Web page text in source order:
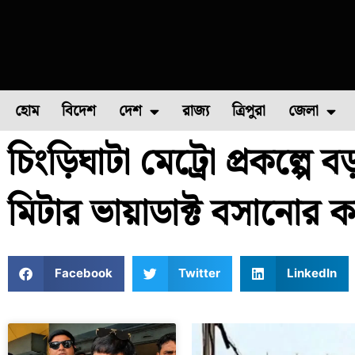
হোম বিদেশ দেশ
ফুল চাষ ফল চাষ মাছ চাষ পোল্ট্রি
রাজ্য ত্রিপুরা জেলা
উত্তর ২৪
চিংড়িঘাটা মেট্রো
মিটার ভায়াডাক্ট বসানোর
Facebook Twitter LinkedIn